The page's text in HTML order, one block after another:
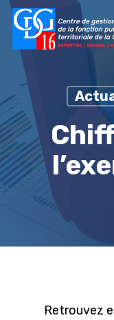
Skip
content
Retrouvez